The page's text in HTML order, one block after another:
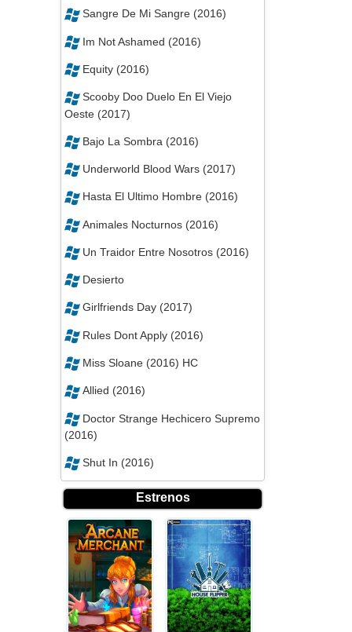
Sangre De Mi Sangre (2016)
Im Not Ashamed (2016)
Equity (2016)
Scooby Doo Duelo En El Viejo
Oeste (2017)
Bajo La Sombra (2016)
Underworld Blood Wars (2017)
Hasta El Ultimo Hombre (2016)
Animales Nocturnos (2016)
Un Traidor Entre Nosotros (2016)
Desierto
Girlfriends Day (2017)
Rules Dont Apply (2016)
Miss Sloane (2016) HC
Allied (2016)
Doctor Strange Hechicero Supremo
(2016)
Shut In (2016)
Estrenos